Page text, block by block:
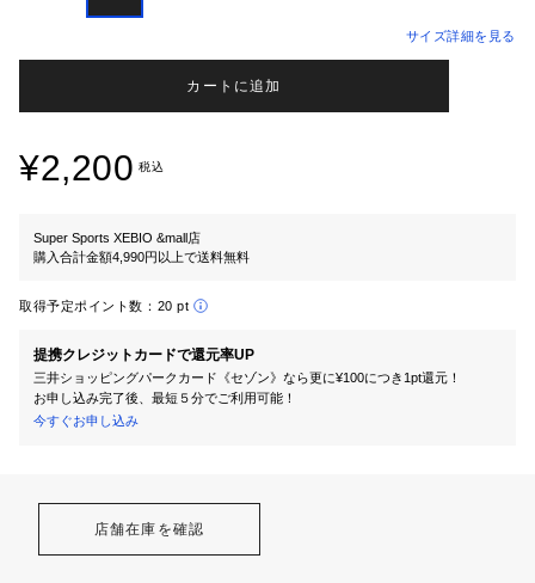
サイズ詳細を見る
カートに追加
¥2,200 税込
Super Sports XEBIO &mall店
購入合計金額4,990円以上で送料無料
取得予定ポイント数： 20 pt
提携クレジットカードで還元率UP
三井ショッピングパークカード《セゾン》なら更に¥100につき1pt還元！
お申し込み完了後、最短５分でご利用可能！
今すぐお申し込み
店舗在庫を確認